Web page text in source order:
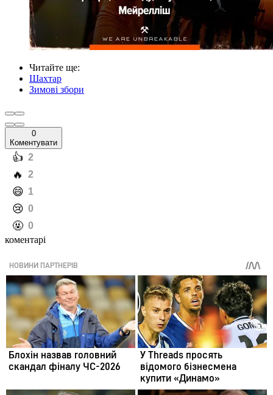
Читайте ще:
Шахтар
Зимові збори
0
Коментувати
️👍 2
️🔥 2
️😄 1
️😢 0
️🤬 0
коментарі